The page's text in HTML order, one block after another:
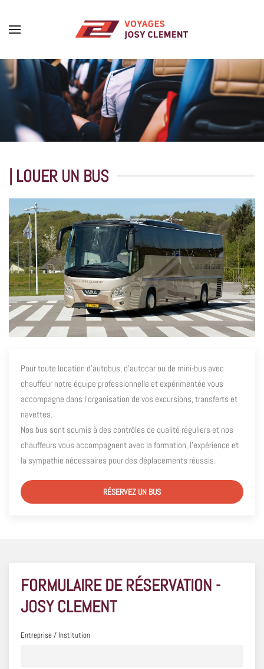
Skip to main content
| LOUER UN BUS
Pour toute location d’autobus, d’autocar ou de mini-bus avec
chauffeur notre équipe professionnelle et expérimentée vous
accompagne dans l’organisation de vos excursions, transferts et
navettes.
Nos bus sont soumis à des contrôles de qualité réguliers et nos
chauffeurs vous accompagnent avec la formation, l’expérience et
la sympathie nécessaires pour des déplacements réussis.
RÉSERVEZ UN BUS
FORMULAIRE DE RÉSERVATION -
JOSY CLEMENT
Entreprise / Institution